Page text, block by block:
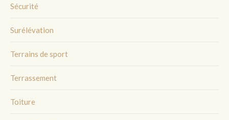
Sécurité
Surélévation
Terrains de sport
Terrassement
Toiture